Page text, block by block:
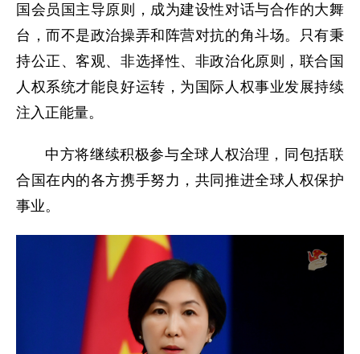
国会员国主导原则，成为建设性对话与合作的大舞
台，而不是政治操弄和阵营对抗的角斗场。只有秉
持公正、客观、非选择性、非政治化原则，联合国
人权系统才能良好运转，为国际人权事业发展持续
注入正能量。
中方将继续积极参与全球人权治理，同包括联
合国在内的各方携手努力，共同推进全球人权保护
事业。